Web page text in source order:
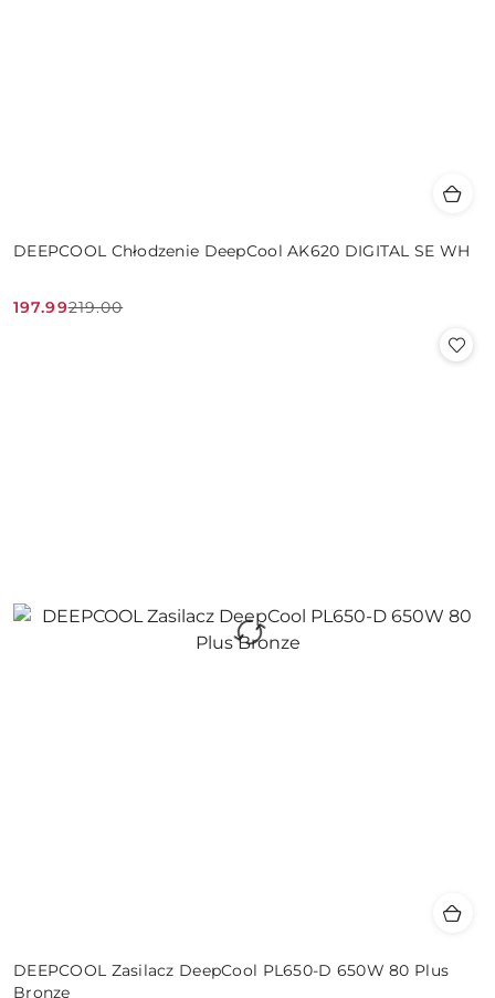
DEEPCOOL Chłodzenie DeepCool AK620 DIGITAL SE WH
Cena
197.99
Cena
219.00
DEEPCOOL Zasilacz DeepCool PL650-D 650W 80 Plus
Bronze